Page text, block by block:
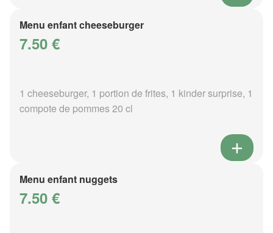
Menu enfant cheeseburger
7.50 €
1 cheeseburger, 1 portion de frites, 1 kinder surprise, 1
compote de pommes 20 cl
Menu enfant nuggets
7.50 €